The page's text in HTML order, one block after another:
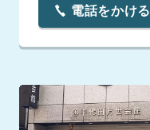
電話をかける